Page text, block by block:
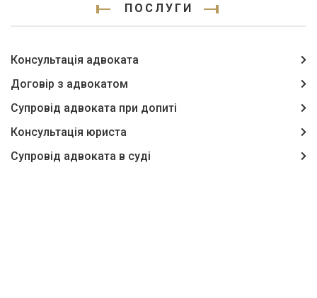
ПОСЛУГИ
Консультація адвоката
Договір з адвокатом
Супровід адвоката при допиті
Консультація юриста
Супровід адвоката в суді